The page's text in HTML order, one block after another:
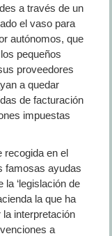
a través de un
el vaso para
autónomos, que
pequeños
proveedores
a quedar
de facturación
impuestas
recogida en el
famosas ayudas
‘legislación de
la que ha
interpretación
a